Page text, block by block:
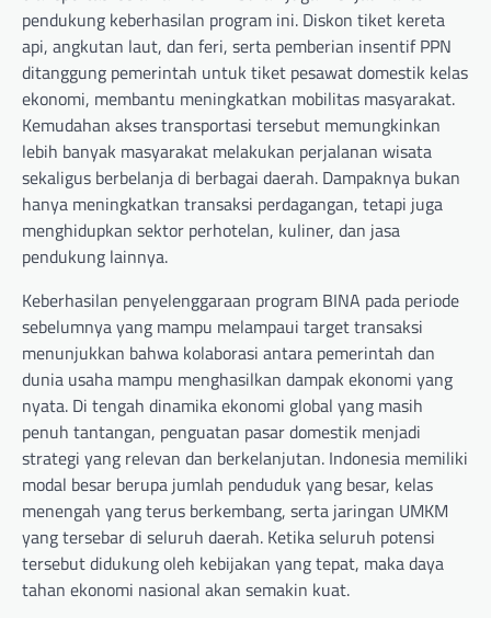
pendukung keberhasilan program ini. Diskon tiket kereta
api, angkutan laut, dan feri, serta pemberian insentif PPN
ditanggung pemerintah untuk tiket pesawat domestik kelas
ekonomi, membantu meningkatkan mobilitas masyarakat.
Kemudahan akses transportasi tersebut memungkinkan
lebih banyak masyarakat melakukan perjalanan wisata
sekaligus berbelanja di berbagai daerah. Dampaknya bukan
hanya meningkatkan transaksi perdagangan, tetapi juga
menghidupkan sektor perhotelan, kuliner, dan jasa
pendukung lainnya.
Keberhasilan penyelenggaraan program BINA pada periode
sebelumnya yang mampu melampaui target transaksi
menunjukkan bahwa kolaborasi antara pemerintah dan
dunia usaha mampu menghasilkan dampak ekonomi yang
nyata. Di tengah dinamika ekonomi global yang masih
penuh tantangan, penguatan pasar domestik menjadi
strategi yang relevan dan berkelanjutan. Indonesia memiliki
modal besar berupa jumlah penduduk yang besar, kelas
menengah yang terus berkembang, serta jaringan UMKM
yang tersebar di seluruh daerah. Ketika seluruh potensi
tersebut didukung oleh kebijakan yang tepat, maka daya
tahan ekonomi nasional akan semakin kuat.